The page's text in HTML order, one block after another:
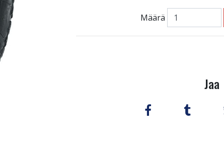
Määrä
Jaa